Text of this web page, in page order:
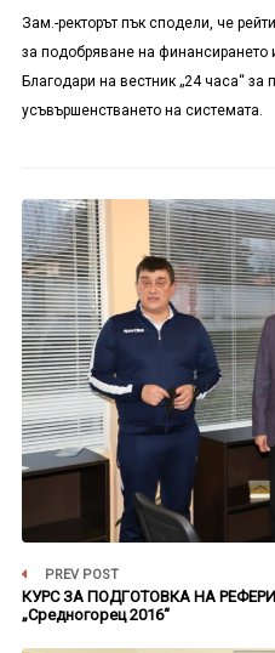
Зам.-ректорът пък сподели, че
за подобряване на финансирането
Благодари на вестник „24 часа“ за
усъвършенстването на системата.
PREV POST
КУРС ЗА ПОДГОТОВКА НА РЕФЕРИ
„Средногорец 2016“